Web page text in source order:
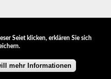
Seiet klicken, erklären Sie sich
mehr Informationen